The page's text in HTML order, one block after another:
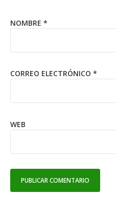
NOMBRE *
CORREO ELECTRÓNICO *
WEB